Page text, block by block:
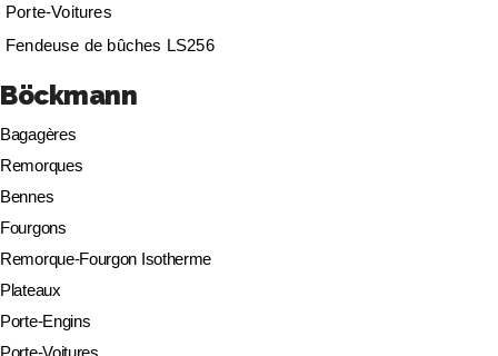
Porte-Voitures
Fendeuse de bûches LS256
Böckmann
Bagagères
Remorques
Bennes
Fourgons
Remorque-Fourgon Isotherme
Plateaux
Porte-Engins
Porte-Voitures